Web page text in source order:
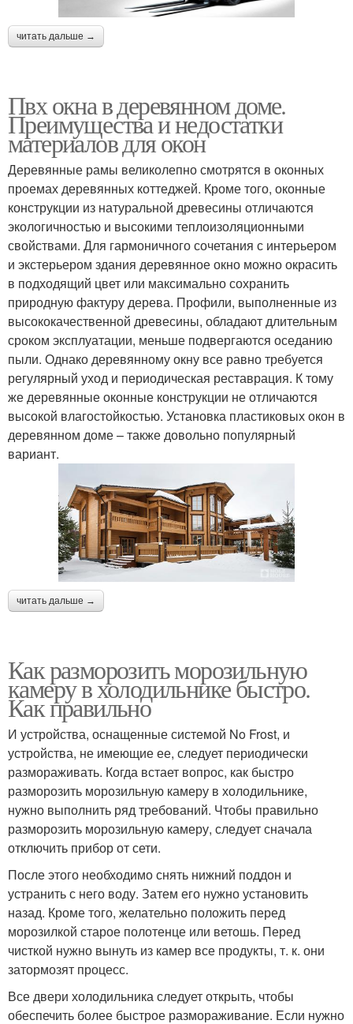
читать дальше →
Пвх окна в деревянном доме.
Преимущества и недостатки
материалов для окон
Деревянные рамы великолепно смотрятся в оконных
проемах деревянных коттеджей. Кроме того, оконные
конструкции из натуральной древесины отличаются
экологичностью и высокими теплоизоляционными
свойствами. Для гармоничного сочетания с интерьером
и экстерьером здания деревянное окно можно окрасить
в подходящий цвет или максимально сохранить
природную фактуру дерева. Профили, выполненные из
высококачественной древесины, обладают длительным
сроком эксплуатации, меньше подвергаются оседанию
пыли. Однако деревянному окну все равно требуется
регулярный уход и периодическая реставрация. К тому
же деревянные оконные конструкции не отличаются
высокой влагостойкостью. Установка пластиковых окон в
деревянном доме – также довольно популярный
вариант.
читать дальше →
Как разморозить морозильную
камеру в холодильнике быстро.
Как правильно
И устройства, оснащенные системой No Frost, и
устройства, не имеющие ее, следует периодически
размораживать. Когда встает вопрос, как быстро
разморозить морозильную камеру в холодильнике,
нужно выполнить ряд требований. Чтобы правильно
разморозить морозильную камеру, следует сначала
отключить прибор от сети.
После этого необходимо снять нижний поддон и
устранить с него воду. Затем его нужно установить
назад. Кроме того, желательно положить перед
морозилкой старое полотенце или ветошь. Перед
чисткой нужно вынуть из камер все продукты, т. к. они
затормозят процесс.
Все двери холодильника следует открыть, чтобы
обеспечить более быстрое размораживание. Если нужно